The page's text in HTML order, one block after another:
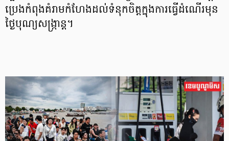
ប្រេងកំពុងគំរាមកំហែងដល់ទំនុកចិត្តក្នុងការធ្វើដំណើរមុន
ថ្ងៃបុណ្យសង្ក្រាន្ត។